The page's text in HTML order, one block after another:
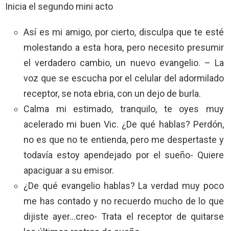
Inicia el segundo mini acto
Así es mi amigo, por cierto, disculpa que te esté
molestando a esta hora, pero necesito presumir
el verdadero cambio, un nuevo evangelio. – La
voz que se escucha por el celular del adormilado
receptor, se nota ebria, con un dejo de burla.
Calma mi estimado, tranquilo, te oyes muy
acelerado mi buen Vic. ¿De qué hablas? Perdón,
no es que no te entienda, pero me despertaste y
todavía estoy apendejado por el sueño- Quiere
apaciguar a su emisor.
¿De qué evangelio hablas? La verdad muy poco
me has contado y no recuerdo mucho de lo que
dijiste ayer…creo- Trata el receptor de quitarse